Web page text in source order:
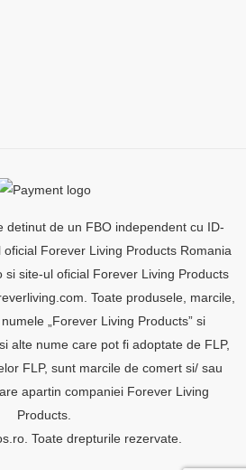
detinut de un FBO independent cu ID-
Forever Living Products Romania
si site-ul oficial Forever Living Products
Toate produsele, marcile,
„Forever Living Products” si
alte nume care pot fi adoptate de FLP,
FLP, sunt marcile de comert si/ sau
apartin companiei Forever Living
Products.
Toate drepturile rezervate.